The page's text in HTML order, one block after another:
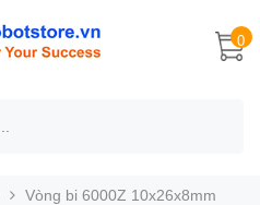
0
Vòng bi 6000Z 10x26x8mm